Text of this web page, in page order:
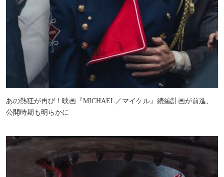
あの熱狂が再び！映画『MICHAEL／マイケル』続編計画が前進、
公開時期も明らかに